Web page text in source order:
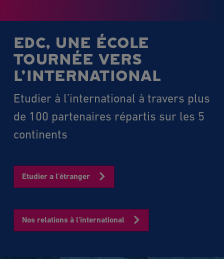
EDC, UNE ÉCOLE
TOURNÉE VERS
L’INTERNATIONAL
Etudier à l’international à travers plus
de 100 partenaires répartis sur les 5
continents
Etudier a l'étranger
Nos relations à l'international